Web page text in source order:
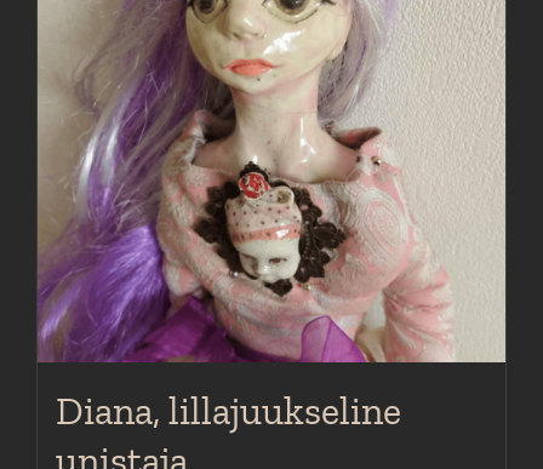
The
options
may
be
chosen
on
the
product
page
Diana, lillajuukseline